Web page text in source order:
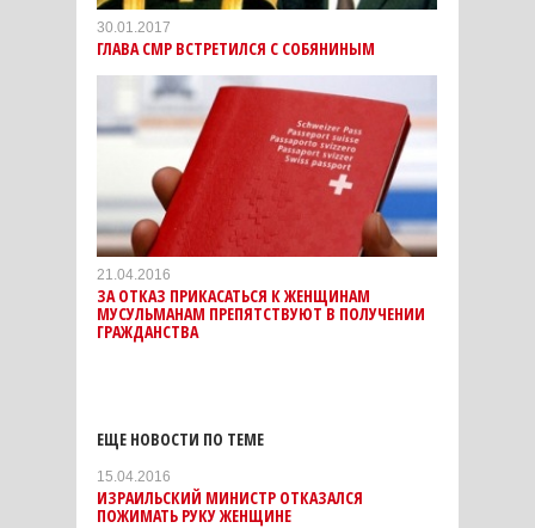
30.01.2017
ГЛАВА СМР ВСТРЕТИЛСЯ С СОБЯНИНЫМ
21.04.2016
ЗА ОТКАЗ ПРИКАСАТЬСЯ К ЖЕНЩИНАМ
МУСУЛЬМАНАМ ПРЕПЯТСТВУЮТ В ПОЛУЧЕНИИ
ГРАЖДАНСТВА
ЕЩЕ НОВОСТИ ПО ТЕМЕ
15.04.2016
ИЗРАИЛЬСКИЙ МИНИСТР ОТКАЗАЛСЯ
ПОЖИМАТЬ РУКУ ЖЕНЩИНЕ